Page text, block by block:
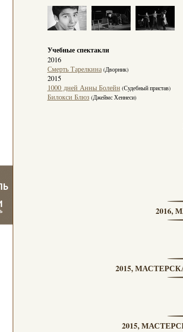
Учебные спектакли
2016
Смерть Тарелкина(Дворник)
2015
1000 дней Анны Болейн (Судебный пристав)
Билокси Блюз (Джеймс Хеннеси)
2016,
2015,
2015,